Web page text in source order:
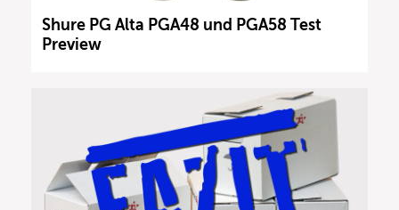
Shure PG Alta PGA48 und PGA58 Test
Preview